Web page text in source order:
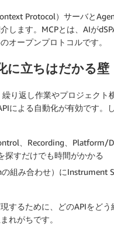
Protocol）サーバと
します。MCPとは、AIが
オープンプロトコルです。
に立ちはだかる壁
り返し作業やプロジェクト
による自動化が有効です。
、Recording、Platform/
探すだけでも時間がかかる
組み合わせ）にInstrument
するために、どのAPIをど
れがちです。